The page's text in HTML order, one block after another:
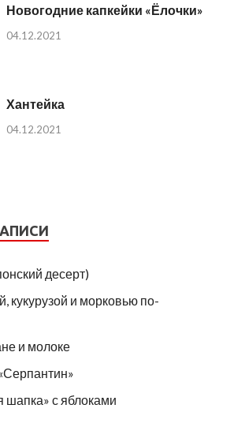
Новогодние капкейки «Ёлочки»
04.12.2021
Хантейка
04.12.2021
десерт)
кукурузой и морковью по-
и молоке
шапка» с яблоками